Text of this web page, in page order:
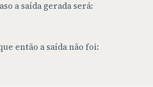
a saída gerada será:
então a saída não foi: